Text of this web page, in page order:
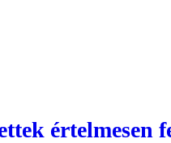
értelmesen